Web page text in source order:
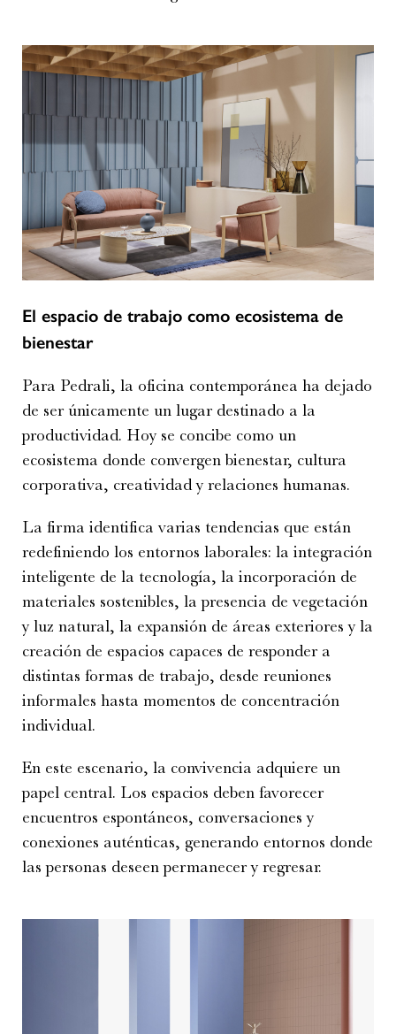
El espacio de trabajo como ecosistema de
bienestar
Para Pedrali, la oficina contemporánea ha dejado
de ser únicamente un lugar destinado a la
productividad. Hoy se concibe como un
ecosistema donde convergen bienestar, cultura
corporativa, creatividad y relaciones humanas.
La firma identifica varias tendencias que están
redefiniendo los entornos laborales: la integración
inteligente de la tecnología, la incorporación de
materiales sostenibles, la presencia de vegetación
y luz natural, la expansión de áreas exteriores y la
creación de espacios capaces de responder a
distintas formas de trabajo, desde reuniones
informales hasta momentos de concentración
individual.
En este escenario, la convivencia adquiere un
papel central. Los espacios deben favorecer
encuentros espontáneos, conversaciones y
conexiones auténticas, generando entornos donde
las personas deseen permanecer y regresar.